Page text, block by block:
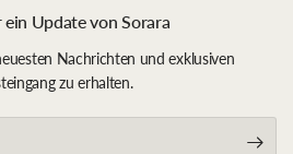
ein Update von Sorara
Nachrichten und exklusiven
zu erhalten.